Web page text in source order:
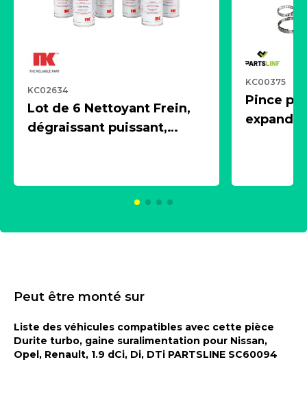
KC02634
Lot de 6 Nettoyant Frein,
dégraissant puissant,
KC00375
Pince
Peut être monté sur
Liste des véhicules compatibles avec cette pièce
Durite turbo, gaine suralimentation pour Nissan,
Opel, Renault, 1.9 dCi, Di, DTi PARTSLINE SC60094